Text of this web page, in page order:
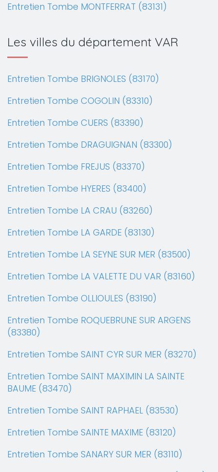
Entretien Tombe MONTFERRAT (83131)
Les villes du département VAR
Entretien Tombe BRIGNOLES (83170)
Entretien Tombe COGOLIN (83310)
Entretien Tombe CUERS (83390)
Entretien Tombe DRAGUIGNAN (83300)
Entretien Tombe FREJUS (83370)
Entretien Tombe HYERES (83400)
Entretien Tombe LA CRAU (83260)
Entretien Tombe LA GARDE (83130)
Entretien Tombe LA SEYNE SUR MER (83500)
Entretien Tombe LA VALETTE DU VAR (83160)
Entretien Tombe OLLIOULES (83190)
Entretien Tombe ROQUEBRUNE SUR ARGENS
(83380)
Entretien Tombe SAINT CYR SUR MER (83270)
Entretien Tombe SAINT MAXIMIN LA SAINTE
BAUME (83470)
Entretien Tombe SAINT RAPHAEL (83530)
Entretien Tombe SAINTE MAXIME (83120)
Entretien Tombe SANARY SUR MER (83110)